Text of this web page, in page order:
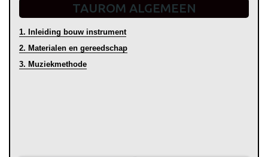
TAUROM ALGEMEEN
1. Inleiding bouw instrument
2. Materialen en gereedschap
3. Muziekmethode